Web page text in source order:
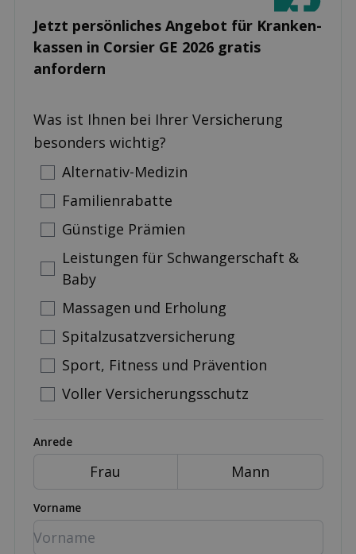
Jetzt persönliches Angebot für Kranken­
kassen in Corsier GE 2026 gratis
anfordern
Was ist Ihnen bei Ihrer Versicherung
besonders wichtig?
Alternativ-Medizin
Familienrabatte
Günstige Prämien
Leistungen für Schwangerschaft &
Baby
Massagen und Erholung
Spitalzusatzversicherung
Sport, Fitness und Prävention
Voller Versicherungsschutz
Anrede
Frau Mann
Vorname